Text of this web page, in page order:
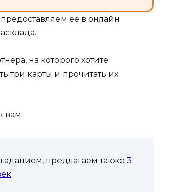
её в онлайн
на которого хотите
три карты и прочитать их
вам.
предлагаем также 3
.